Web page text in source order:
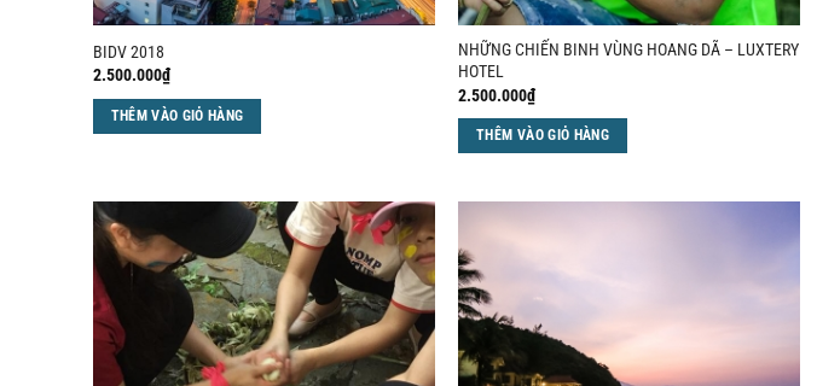
BIDV 2018
2.500.000₫
THÊM VÀO GIỎ HÀNG
NHỮNG CHIẾN BINH VÙNG HOANG DÃ – LUXTERY
HOTEL
2.500.000₫
THÊM VÀO GIỎ HÀNG